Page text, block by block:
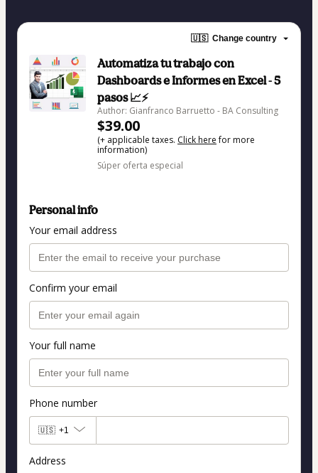
🇺🇸 Change country
Automatiza tu trabajo con
Dashboards e Informes en Excel - 5
pasos 📈⚡
Author: Gianfranco Barruetto - BA Consulting
$39.00
(+ applicable taxes. Click herefor more
information)
Súper oferta especial
Personal info
Your email address
Confirm your email
Your full name
Phone number
🇺🇸 +1
Address